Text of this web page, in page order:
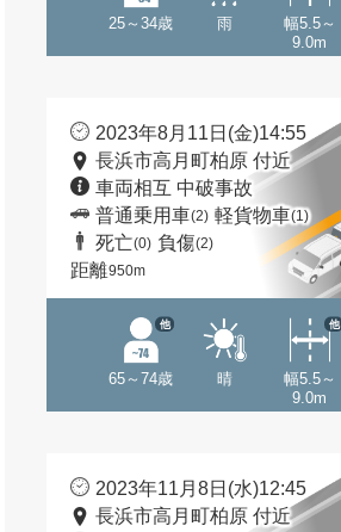
25～34歳 雨
幅5.5～
9.0m
2023年8月11日(金)14:55
長浜市高月町柏原 付近
車両相互 中破事故
普通乗用車(2) 軽貨物車(1)
死亡(0) 負傷(2)
距離950m
65～74歳
他
晴
幅5.5～
9.0m
他
2023年11月8日(水)12:45
長浜市高月町柏原 付近